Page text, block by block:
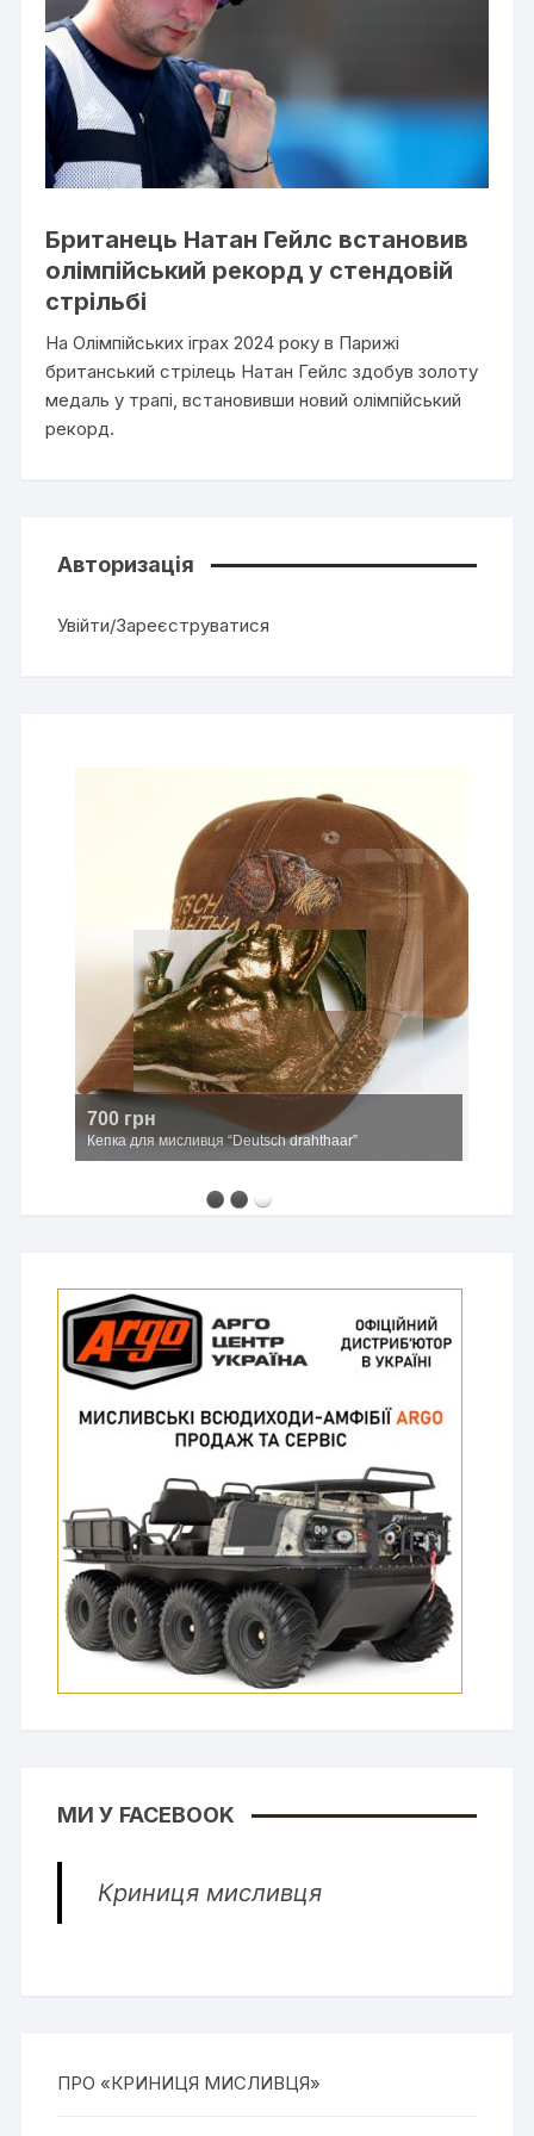
Британець Натан Гейлс встановив
олімпійський рекорд у стендовій
стрільбі
На Олімпійських іграх 2024 року в Парижі
британський стрілець Натан Гейлс здобув золоту
медаль у трапі, встановивши новий олімпійський
рекорд.
Авторизація
Увійти/Зареєструватися
700 грн
Кепка для мисливця “Deutsch drahthaar”
МИ У FACEBOOK
Криниця мисливця
ПРО «КРИНИЦЯ МИСЛИВЦЯ»